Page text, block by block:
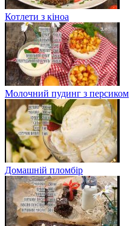
Котлети з кіноа
Молочний пудинг з персиком
Домашній пломбір